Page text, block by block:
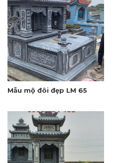
Mẫu mộ đôi đẹp LM 65